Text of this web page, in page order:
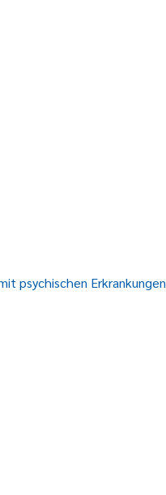
psychischen Erkrankungen